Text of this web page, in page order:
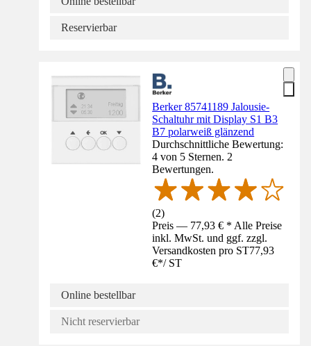
Reservierbar
Berker 85741189 Jalousie-
Schaltuhr mit Display S1 B3
B7 polarweiß glänzend
Durchschnittliche Bewertung:
4 von 5 Sternen. 2
Bewertungen.
(2)
Preis — 77,93 € * Alle Preise
inkl. MwSt. und ggf. zzgl.
Versandkosten pro ST77,93
€*/ ST
Online bestellbar
Nicht reservierbar